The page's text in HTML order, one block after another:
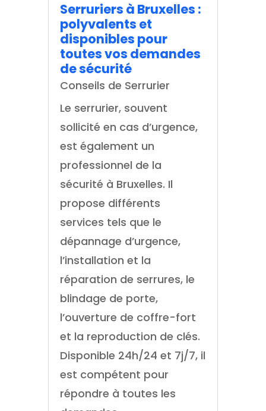
Serruriers à Bruxelles :
polyvalents et
disponibles pour
toutes vos demandes
de sécurité
Conseils de Serrurier
Le serrurier, souvent
sollicité en cas d’urgence,
est également un
professionnel de la
sécurité à Bruxelles. Il
propose différents
services tels que le
dépannage d’urgence,
l’installation et la
réparation de serrures, le
blindage de porte,
l’ouverture de coffre-fort
et la reproduction de clés.
Disponible 24h/24 et 7j/7, il
est compétent pour
répondre à toutes les